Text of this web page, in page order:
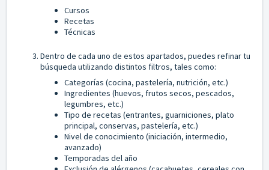
Cursos
Recetas
Técnicas
Dentro de cada uno de estos apartados, puedes refinar tu
búsqueda utilizando distintos filtros, tales como:
Categorías (cocina, pastelería, nutrición, etc.)
Ingredientes (huevos, frutos secos, pescados,
legumbres, etc.)
Tipo de recetas (entrantes, guarniciones, plato
principal, conservas, pastelería, etc.)
Nivel de conocimiento (iniciación, intermedio,
avanzado)
Temporadas del año